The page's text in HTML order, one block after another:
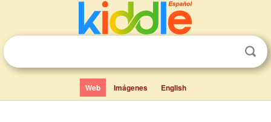
Web Imágenes English